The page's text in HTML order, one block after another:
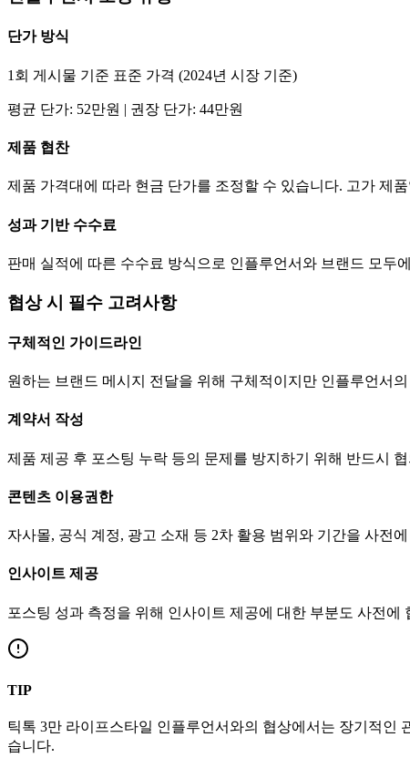
단가방식
1회 게시물 기준 표준 가격 (2024년 시장 기준)
평균 단가: 52만원 | 권장 단가: 44만원
제품 협찬
제품 가격대에 따라 현금 단가를 조정할 수 있습니다. 고가 제
성과 기반 수수료
판매 실적에 따른 수수료 방식으로 인플루언서와 브랜드 모두
협상 시 필수 고려사항
구체적인 가이드라인
원하는 브랜드 메시지 전달을 위해 구체적이지만 인플루언서
계약서 작성
제품 제공 후 포스팅 누락 등의 문제를 방지하기 위해 반드시
콘텐츠 이용권한
자사몰, 공식 계정, 광고 소재 등 2차 활용 범위와 기간을 사전
인사이트 제공
포스팅 성과 측정을 위해 인사이트 제공에 대한 부분도 사전에
TIP
틱톡 3만 라이프스타일 인플루언서와의 협상에서는 장기적인
습니다.